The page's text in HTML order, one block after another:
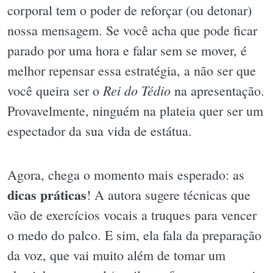
corporal tem o poder de reforçar (ou detonar)
nossa mensagem. Se você acha que pode ficar
parado por uma hora e falar sem se mover, é
melhor repensar essa estratégia, a não ser que
você queira ser o Rei do Tédio na apresentação.
Provavelmente, ninguém na plateia quer ser um
espectador da sua vida de estátua.
Agora, chega o momento mais esperado: as
dicas práticas! A autora sugere técnicas que
vão de exercícios vocais a truques para vencer
o medo do palco. E sim, ela fala da preparação
da voz, que vai muito além de tomar um